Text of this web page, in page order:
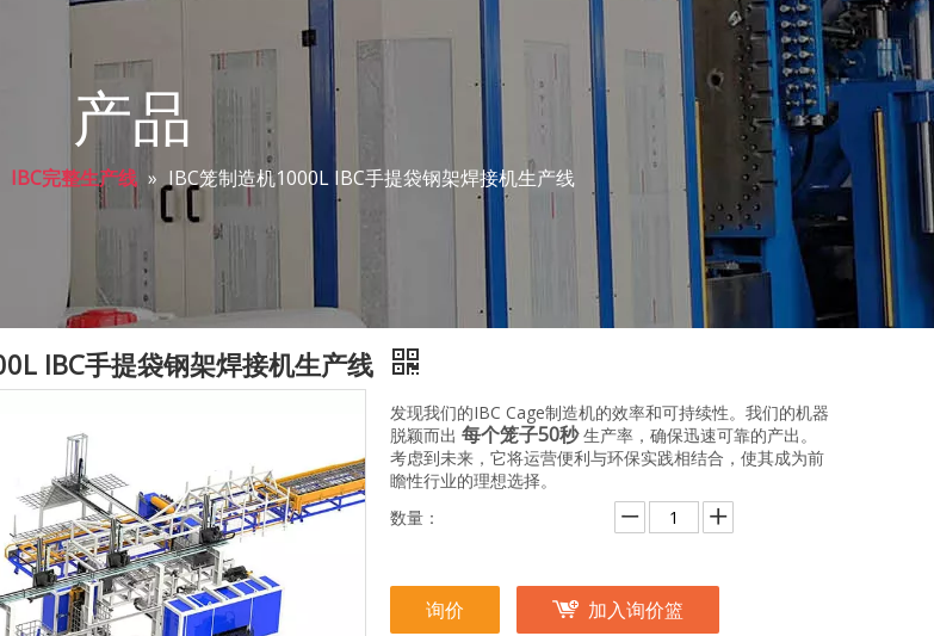
产品
IBC完整生产线 » IBC笼制造机1000L IBC手提袋钢架焊接机生产线
IBC手提袋钢架焊接机生产线
发现我们的IBC Cage制造机的效率和可持续性。我们的机器
脱颖而出每个笼子50秒生产率，确保迅速可靠的产出。
考虑到未来，它将运营便利与环保实践相结合，使其成为前
瞻性行业的理想选择。
数量：
询价 加入询价篮